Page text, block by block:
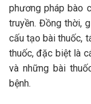
phương pháp bào
truyền. Đồng thời,
cấu tạo bài thuốc,
thuốc, đặc biệt là
và những bài
bệnh.